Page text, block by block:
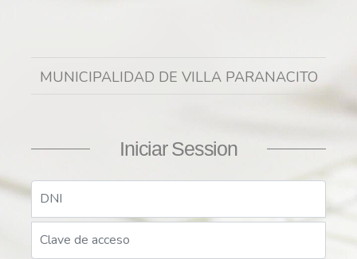
MUNICIPALIDAD DE VILLA PARANACITO
Iniciar Session